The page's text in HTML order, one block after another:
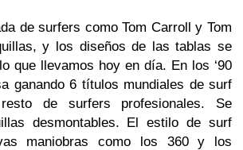
de surfers como Tom Carroll y Tom
y los diseños de las tablas se
que llevamos hoy en día. En los ‘90
ganando 6 títulos mundiales de surf
de surfers profesionales. Se
desmontables. El estilo de surf
maniobras como los 360 y los